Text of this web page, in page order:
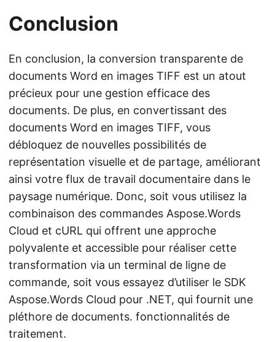
Conclusion
En conclusion, la conversion transparente de
documents Word en images TIFF est un atout
précieux pour une gestion efficace des
documents. De plus, en convertissant des
documents Word en images TIFF, vous
débloquez de nouvelles possibilités de
représentation visuelle et de partage, améliorant
ainsi votre flux de travail documentaire dans le
paysage numérique. Donc, soit vous utilisez la
combinaison des commandes Aspose.Words
Cloud et cURL qui offrent une approche
polyvalente et accessible pour réaliser cette
transformation via un terminal de ligne de
commande, soit vous essayez d’utiliser le SDK
Aspose.Words Cloud pour .NET, qui fournit une
pléthore de documents. fonctionnalités de
traitement.